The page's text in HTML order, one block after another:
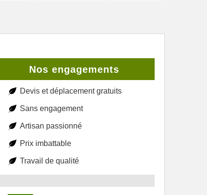
Nos engagements
Devis et déplacement gratuits
Sans engagement
Artisan passionné
Prix imbattable
Travail de qualité